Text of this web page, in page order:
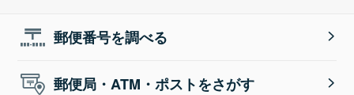
郵便番号を調べる
郵便局・ATM・ポストをさがす